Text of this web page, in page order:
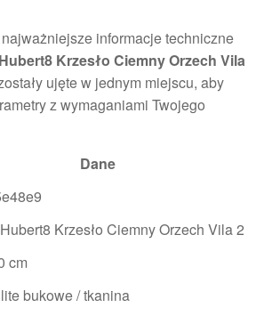
informacje techniczne
Krzesło Ciemny Orzech Vila
ujęte w jednym miejscu, aby
z wymaganiami Twojego
Dane
Krzesło Ciemny Orzech Vila 2
cm
bukowe / tkanina